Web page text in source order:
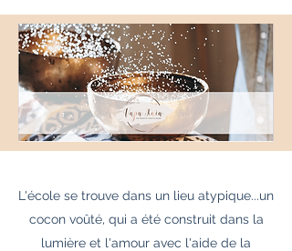
L'école se trouve dans un lieu atypique...un
cocon voûté, qui a été construit dans la
lumière et l'amour avec l'aide de la